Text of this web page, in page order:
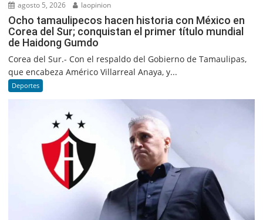
agosto 5, 2026 laopinion
Ocho tamaulipecos hacen historia con México en
Corea del Sur; conquistan el primer título mundial
de Haidong Gumdo
Corea del Sur.- Con el respaldo del Gobierno de Tamaulipas,
que encabeza Américo Villarreal Anaya, y...
Deportes